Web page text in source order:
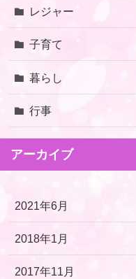
レジャー
子育て
暮らし
行事
アーカイブ
2021年6月
2018年1月
2017年11月